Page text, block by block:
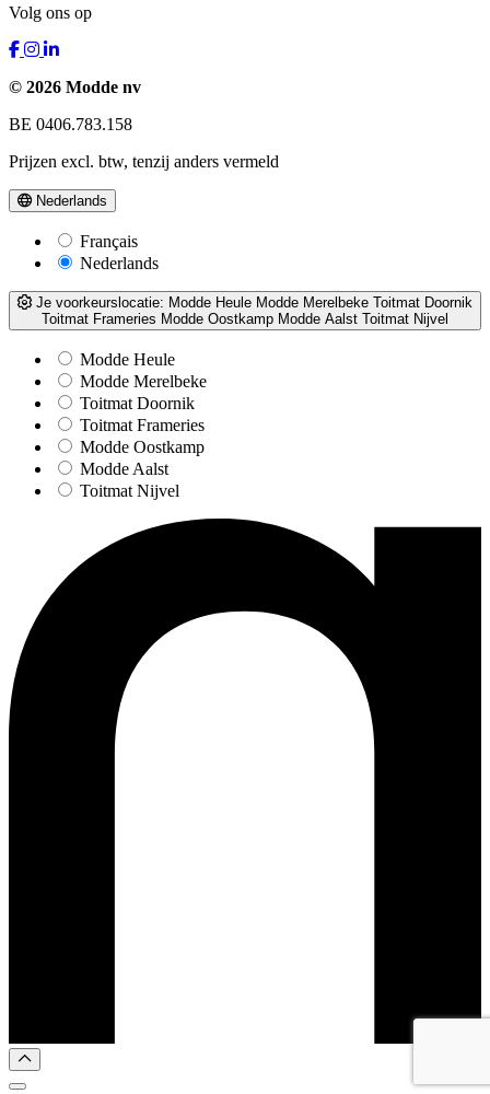
Volg ons op
© 2026 Modde nv
BE 0406.783.158
Prijzen excl. btw, tenzij anders vermeld
Nederlands
Français
Nederlands
Je voorkeurslocatie: Modde Heule Modde Merelbeke Toitmat Doornik
Toitmat Frameries Modde Oostkamp Modde Aalst Toitmat Nijvel
Modde Heule
Modde Merelbeke
Toitmat Doornik
Toitmat Frameries
Modde Oostkamp
Modde Aalst
Toitmat Nijvel